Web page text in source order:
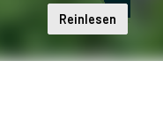
Reinlesen